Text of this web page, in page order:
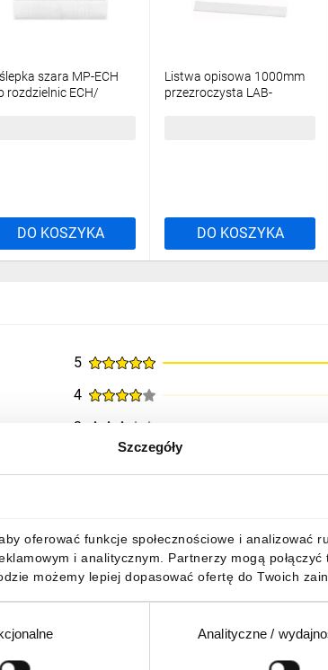
Szczegóły
oferować funkcje społecznościowe i analizować
i analitycznym. Partnerzy mogą
możemy lepiej dopasować ofertę do Twoich
Analityczne /
szara MP-ECH
rozdzielnic ECH/
DO KOSZYKA
Listwa opisowa 1000mm
przezroczysta LAB-
DO KOSZYKA
5
4
3